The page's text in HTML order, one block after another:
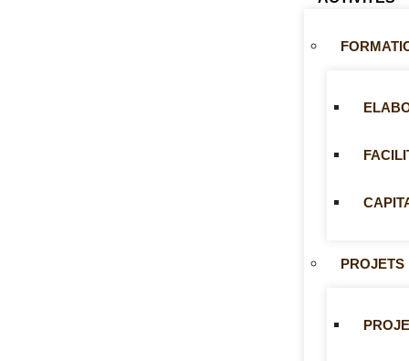
PROJETS